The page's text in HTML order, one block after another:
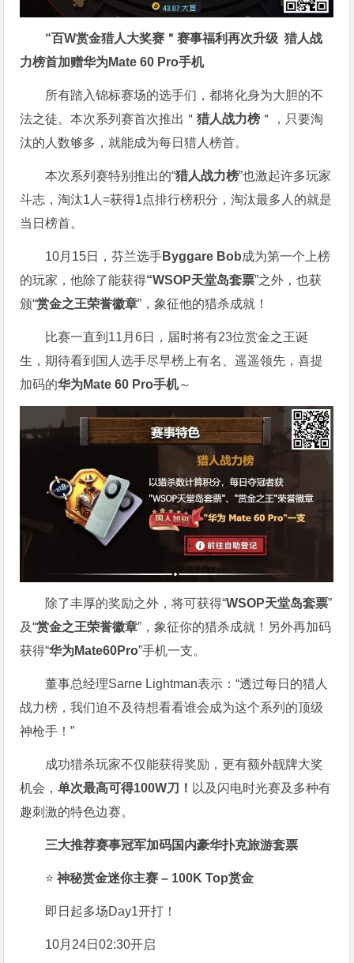
“百W赏金猎人大奖赛＂赛事福利再次升级猎人战
力榜首加赠华为Mate 60 Pro手机
所有踏入锦标赛场的选手们，都将化身为大胆的不
法之徒。本次系列赛首次推出＂猎人战力榜 ＂，只要淘
汰的人数够多，就能成为每日猎人榜首。
本次系列赛特别推出的“猎人战力榜”也激起许多玩家
斗志，淘汰1人=获得1点排行榜积分，淘汰最多人的就是
当日榜首。
10月15日，芬兰选手Byggare Bob成为第一个上榜
的玩家，他除了能获得“WSOP天堂岛套票”之外，也获
颁“赏金之王荣誉徽章”，象征他的猎杀成就！
比赛一直到11月6日，届时将有23位赏金之王诞
生，期待看到国人选手尽早榜上有名、遥遥领先，喜提
加码的华为Mate 60 Pro手机～
除了丰厚的奖励之外，将可获得“WSOP天堂岛套票”
及“赏金之王荣誉徽章”，象征你的猎杀成就！另外再加码
获得“华为Mate60Pro”手机一支。
董事总经理Sarne Lightman表示：“透过每日的猎人
战力榜，我们迫不及待想看看谁会成为这个系列的顶级
神枪手！”
成功猎杀玩家不仅能获得奖励，更有额外靓牌大奖
机会，单次最高可得100W刀！ 以及闪电时光赛及多种有
趣刺激的特色边赛。
三大推荐赛事冠军加码国内豪华扑克旅游套票
⭐神秘赏金迷你主赛 – 100K Top赏金
即日起多场Day1开打！
10月24日02:30开启